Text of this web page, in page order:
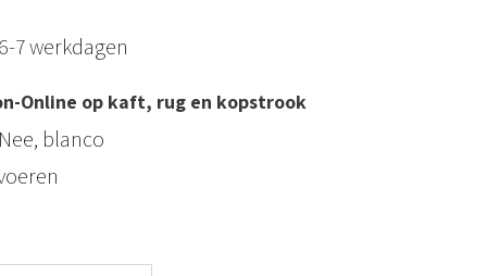
6-7 werkdagen
Online op kaft, rug en kopstrook
Nee, blanco